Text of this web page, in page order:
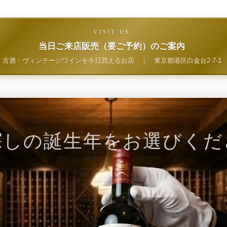
VISIT US
当日ご来店販売（要ご予約）のご案内
古酒・ヴィンテージワインを今日買えるお店｜ 東京都港区白金台2-7-1
の誕生年をお選びく